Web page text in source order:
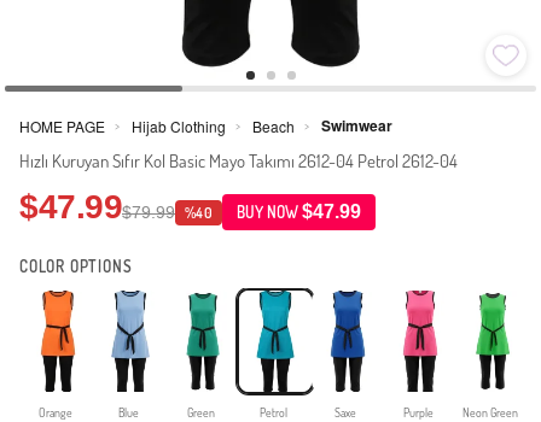
HOME PAGE > Hijab Clothing > Beach > Swimwear
Hızlı Kuruyan Sıfır Kol Basic Mayo Takımı 2612-04 Petrol 2612-04
$47.99$79.99 %40 BUY NOW$47.99
COLOR OPTIONS
Orange Blue Green Petrol Saxe Purple Neon Green